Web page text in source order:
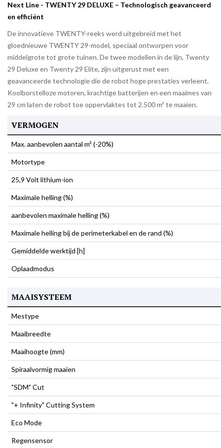
Next Line - TWENTY 29 DELUXE – Technologisch geavanceerd
en efficiënt
De innovatieve TWENTY-reeks werd uitgebreid met het
gloednieuwe TWENTY 29-model, speciaal ontworpen voor
middelgrote tot grote tuinen. De twee modellen in de lijn, Twenty
29 Deluxe en Twenty 29 Elite, zijn uitgerust met een
geavanceerde technologie die de robot hoge prestaties verleent.
Koolborstelloze motoren, krachtige batterijen en een maaimes van
29 cm laten de robot toe oppervlaktes tot 2.500 m² te maaien.
VERMOGEN
Max. aanbevolen aantal m² (-20%)
Motortype
25,9 Volt lithium-ion
Maximale helling (%)
aanbevolen maximale helling (%)
Maximale helling bij de perimeterkabel en de rand (%)
Gemiddelde werktijd [h]
Oplaadmodus
MAAISYSTEEM
Mestype
Maaibreedte
Maaihoogte (mm)
Spiraalvormig maaien
"SDM" Cut
"+ Infinity" Cutting System
Eco Mode
Regensensor